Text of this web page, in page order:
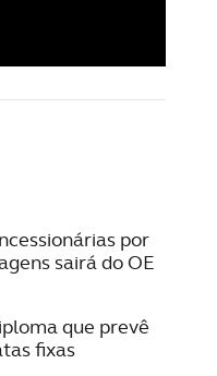
por
sairá do OE
que prevê
fixas